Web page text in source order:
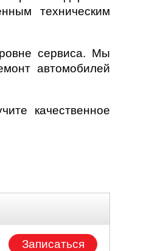
техническим
сервиса. Мы
автомобилей
качественное
Записаться